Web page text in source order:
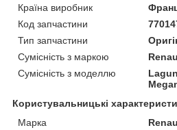
Країна виробник
Код запчастини
Тип запчастини
Сумісність з маркою
Сумісність з моделлю
Користувальницькі
Марка